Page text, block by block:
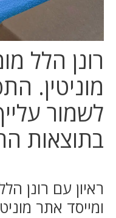
רונן הלל
מוניטין.
לשמור
בתוצאות
ראיון עם רונן
ומייסד אתר